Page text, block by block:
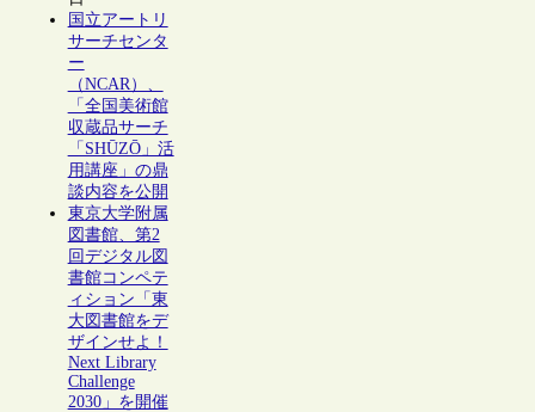
国立アートリ
サーチセンタ
ー
（NCAR）、
「全国美術館
収蔵品サーチ
「SHŪZŌ」活
用講座」の鼎
談内容を公開
東京大学附属
図書館、第2
回デジタル図
書館コンペテ
ィション「東
大図書館をデ
ザインせよ！
Next Library
Challenge
2030」を開催